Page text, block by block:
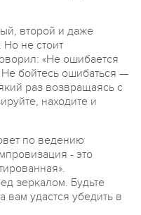
второй и даже
Но не стоит
«Не ошибается
Не бойтесь ошибаться —
раз возвращаясь с
находите и
по ведению
- это
зеркалом. Будьте
вам удастся убедить в